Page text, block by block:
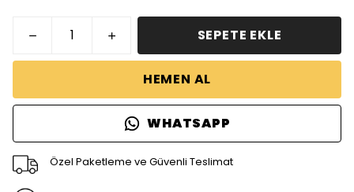
SEPETE EKLE
HEMEN AL
WHATSAPP
Özel Paketleme ve Güvenli Teslimat